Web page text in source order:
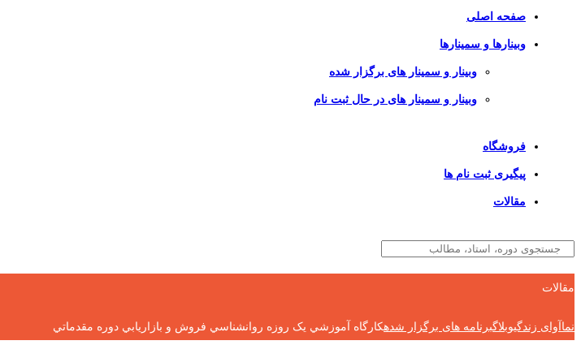
صفحه اصلی
وبینارها و سمینارها
وبینار و سمینار های برگزار شده
وبینار و سمینار های در حال ثبت نام
فروشگاه
پیگیری ثبت نام ها
مقالات
مقالات
نماآوای زندگیوبلاگبرنامه های برگزار شدهكارگاه آموزشي یک روزه روانشناسي فروش و بازاريابي دوره‌ مقدماتي